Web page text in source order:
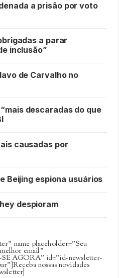
a prisão por voto
a parar
inclusão”
de Carvalho no
descaradas do que
causadas por
Beijing espiona usuários
despioram
name_placeholder=”Seu
email”
AGORA” id=”id-newsletter-
nossas novidades